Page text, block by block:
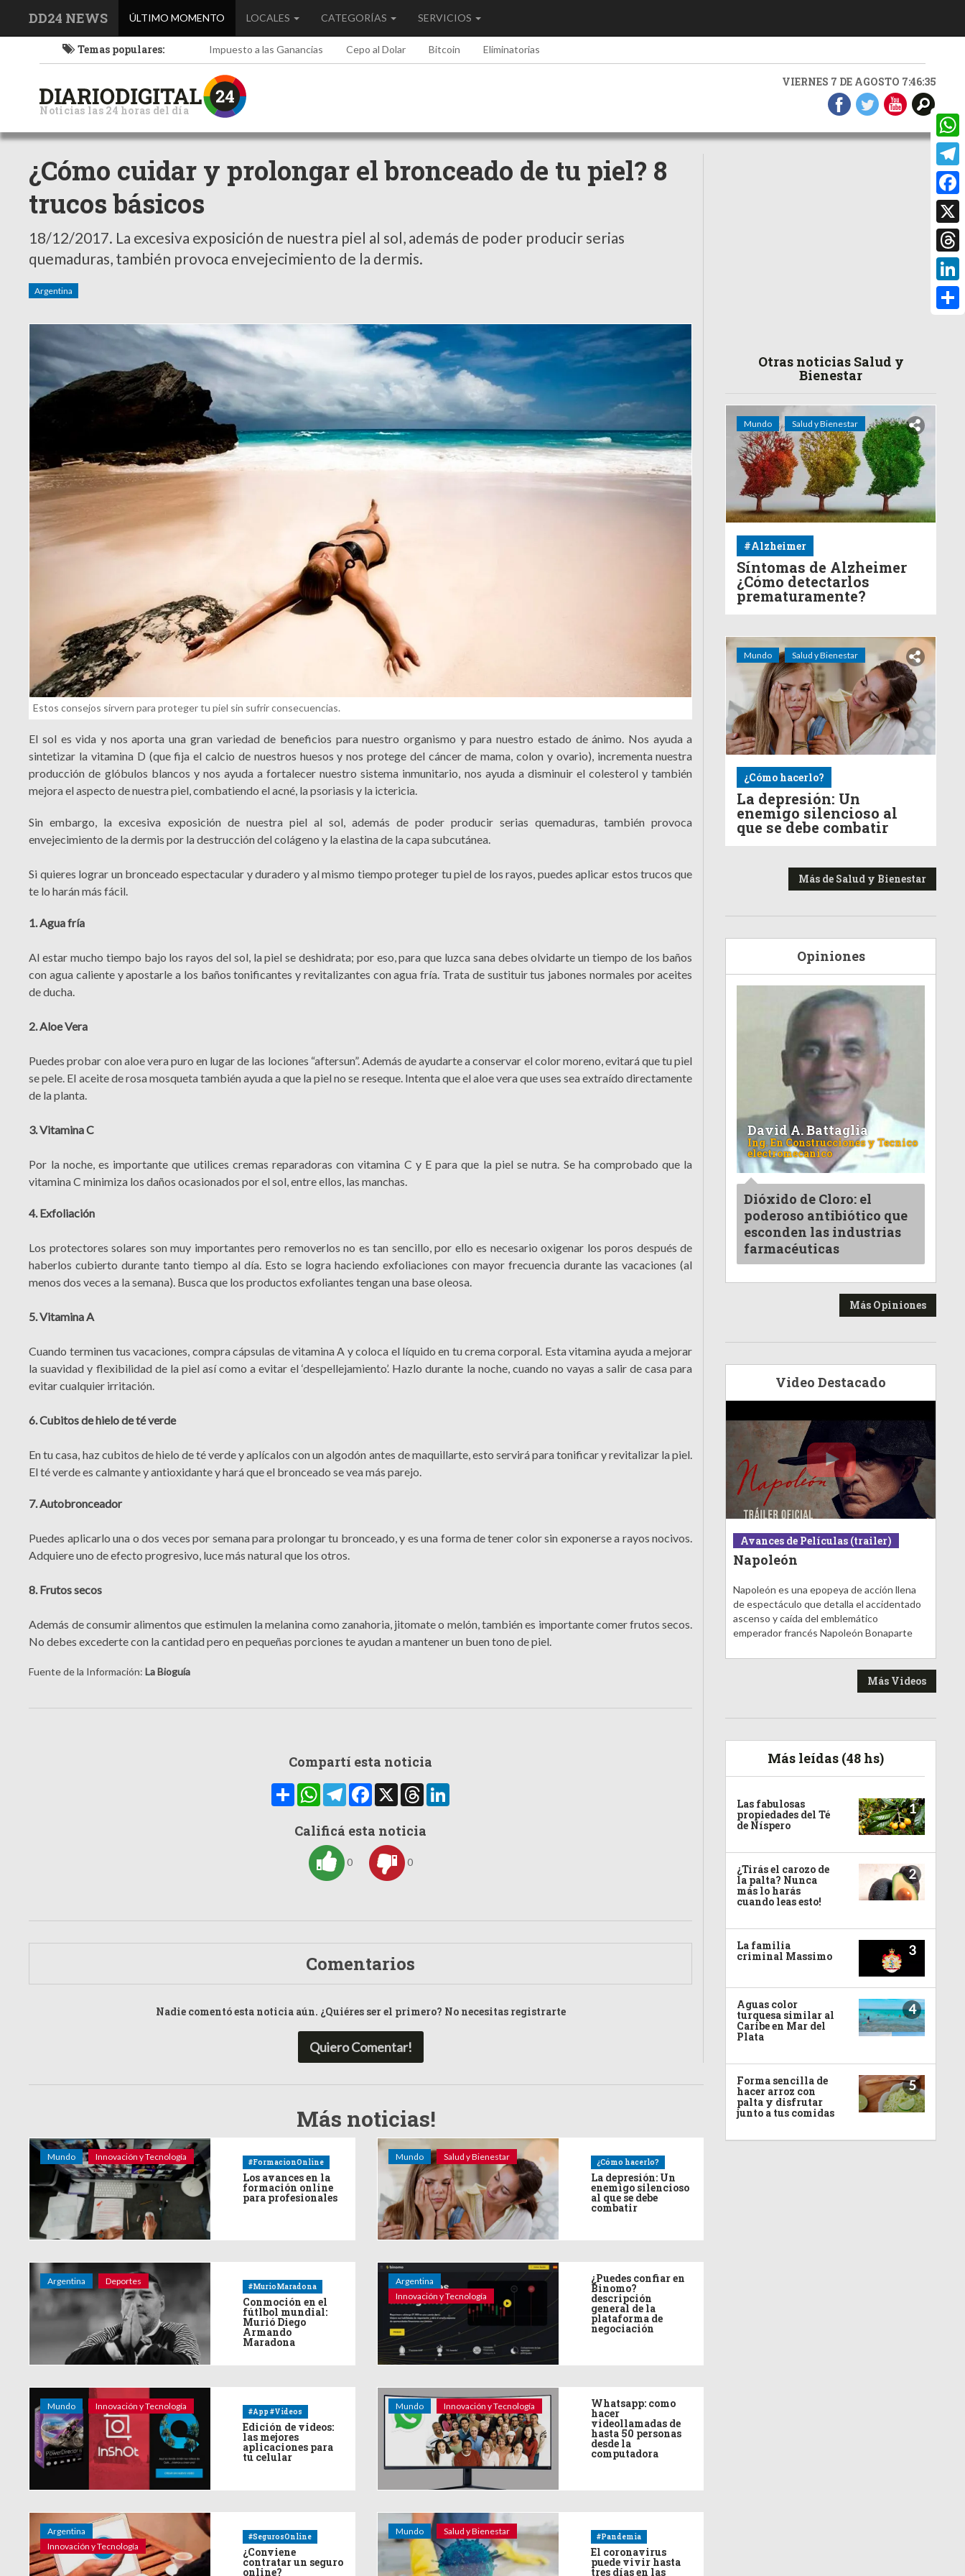
DD24 NEWS ÚLTIMO MOMENTO (current)LOCALES CATEGORÍAS SERVICIOS
Temas populares: Impuesto a las Ganancias Cepo al Dolar Bitcoin Eliminatorias
Noticias las 24 horas del día
VIERNES 7 DE AGOSTO 7:46:36
¿Cómo cuidar y prolongar el bronceado de tu piel? 8
trucos básicos
18/12/2017. La excesiva exposición de nuestra piel al sol, además de poder producir serias
quemaduras, también provoca envejecimiento de la dermis.
Argentina
Estos consejos sirvern para proteger tu piel sin sufrir consecuencias.
El sol es vida y nos aporta una gran variedad de beneficios para nuestro organismo y para nuestro estado de ánimo. Nos ayuda a
sintetizar la vitamina D (que fija el calcio de nuestros huesos y nos protege del cáncer de mama, colon y ovario), incrementa nuestra
producción de glóbulos blancos y nos ayuda a fortalecer nuestro sistema inmunitario, nos ayuda a disminuir el colesterol y también
mejora el aspecto de nuestra piel, combatiendo el acné, la psoriasis y la ictericia.
Sin embargo, la excesiva exposición de nuestra piel al sol, además de poder producir serias quemaduras, también provoca
envejecimiento de la dermis por la destrucción del colágeno y la elastina de la capa subcutánea.
Si quieres lograr un bronceado espectacular y duradero y al mismo tiempo proteger tu piel de los rayos, puedes aplicar estos trucos que
te lo harán más fácil.
1. Agua fría
Al estar mucho tiempo bajo los rayos del sol, la piel se deshidrata; por eso, para que luzca sana debes olvidarte un tiempo de los baños
con agua caliente y apostarle a los baños tonificantes y revitalizantes con agua fría. Trata de sustituir tus jabones normales por aceites
de ducha.
2. Aloe Vera
Puedes probar con aloe vera puro en lugar de las lociones “aftersun”. Además de ayudarte a conservar el color moreno, evitará que tu piel
se pele. El aceite de rosa mosqueta también ayuda a que la piel no se reseque. Intenta que el aloe vera que uses sea extraído directamente
de la planta.
3. Vitamina C
Por la noche, es importante que utilices cremas reparadoras con vitamina C y E para que la piel se nutra. Se ha comprobado que la
vitamina C minimiza los daños ocasionados por el sol, entre ellos, las manchas.
4. Exfoliación
Los protectores solares son muy importantes pero removerlos no es tan sencillo, por ello es necesario oxigenar los poros después de
haberlos cubierto durante tanto tiempo al día. Esto se logra haciendo exfoliaciones con mayor frecuencia durante las vacaciones (al
menos dos veces a la semana). Busca que los productos exfoliantes tengan una base oleosa.
5. Vitamina A
Cuando terminen tus vacaciones, compra cápsulas de vitamina A y coloca el líquido en tu crema corporal. Esta vitamina ayuda a mejorar
la suavidad y flexibilidad de la piel así como a evitar el ‘despellejamiento’. Hazlo durante la noche, cuando no vayas a salir de casa para
evitar cualquier irritación.
6. Cubitos de hielo de té verde
En tu casa, haz cubitos de hielo de té verde y aplícalos con un algodón antes de maquillarte, esto servirá para tonificar y revitalizar la piel.
El té verde es calmante y antioxidante y hará que el bronceado se vea más parejo.
7. Autobronceador
Puedes aplicarlo una o dos veces por semana para prolongar tu bronceado, y es una forma de tener color sin exponerse a rayos nocivos.
Adquiere uno de efecto progresivo, luce más natural que los otros.
8. Frutos secos
Además de consumir alimentos que estimulen la melanina como zanahoria, jitomate o melón, también es importante comer frutos secos.
No debes excederte con la cantidad pero en pequeñas porciones te ayudan a mantener un buen tono de piel.
Fuente de la Información:La Bioguía
Compartí esta noticia
CompartirWhatsAppTelegramFacebook
X Threads
Calificá esta noticia
0 0
Comentarios
Nadie comentó esta noticia aún. ¿Quiéres ser el primero? No necesitas registrarte
Quiero Comentar!
Más noticias!
Mundo Innovación y Tecnología
#FormacionOnline
Los avances en la
formación online
para profesionales
Mundo Salud y Bienestar
¿Cómo hacerlo?
La depresión: Un
enemigo silencioso
al que se debe
combatir
Argentina Deportes
#MurioMaradona
Conmoción en el
fútlbol mundial:
Murió Diego
Armando
Maradona
Argentina
Innovación y Tecnología
¿Puedes confiar en
Binomo?
descripción
general de la
plataforma de
negociación
Mundo Innovación y Tecnología
#App #Videos
Edición de videos:
las mejores
aplicaciones para
tu celular
Mundo Innovación y Tecnología Whatsapp: como
hacer
videollamadas de
hasta 50 personas
desde la
computadora
Argentina
Innovación y Tecnología
#SegurosOnline
¿Conviene
contratar un seguro
online?
Mundo Salud y Bienestar
#Pandemia
El coronavirus
puede vivir hasta
tres días en las
Otras noticias Salud y
Bienestar
Mundo Salud y Bienestar
#Alzheimer
Síntomas de Alzheimer
¿Cómo detectarlos
prematuramente?
Mundo Salud y Bienestar
¿Cómo hacerlo?
La depresión: Un
enemigo silencioso al
que se debe combatir
Más de Salud y Bienestar
Opiniones
David A. Battaglia
Ing. En Construcciones y Tecnico
electromecanico
Dióxido de Cloro: el
poderoso antibiótico que
esconden las industrias
farmacéuticas
Más Opiniones
Video Destacado
Avances de Películas (trailer)
Napoleón
Napoleón es una epopeya de acción llena
de espectáculo que detalla el accidentado
ascenso y caída del emblemático
emperador francés Napoleón Bonaparte
Más Videos
Más leídas (48 hs)
Las fabulosas
propiedades del Té
de Níspero
1
¿Tirás el carozo de
la palta? Nunca
más lo harás
cuando leas esto!
2
La familia
criminal Massimo 3
Aguas color
turquesa similar al
Caribe en Mar del
Plata
4
Forma sencilla de
hacer arroz con
palta y disfrutar
junto a tus comidas
5
X